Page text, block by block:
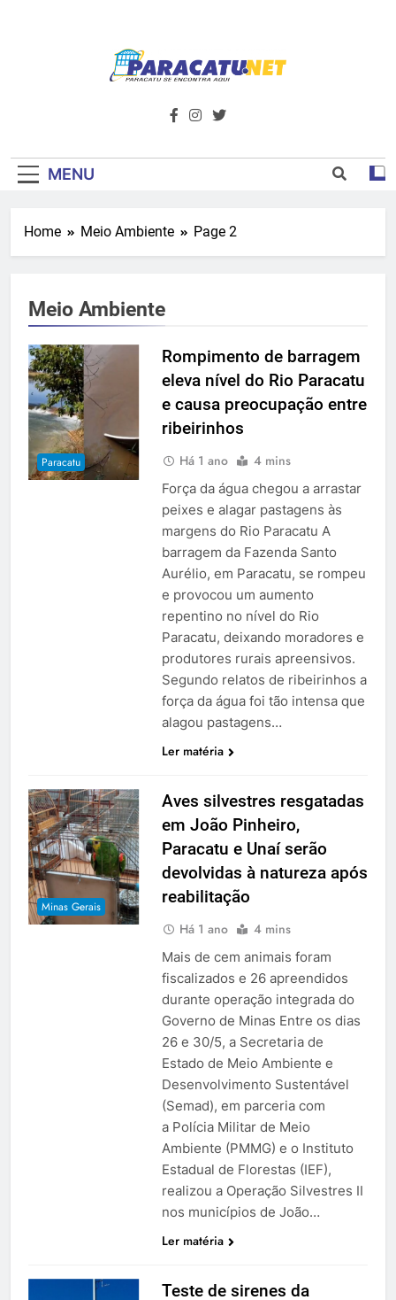
Paracatu.net –
Notícias E
Primeiro Do
além de tudo sobre esportes e
MENU
Home Meio Ambiente Page 2
Meio Ambiente
Paracatu
Rompimento de barragem
eleva nível do Rio Paracatu
e causa preocupação entre
ribeirinhos
Há 1 ano 4 mins
Força da água chegou a arrastar
peixes e alagar pastagens às
margens do Rio Paracatu A
barragem da Fazenda Santo
Aurélio, em Paracatu, se rompeu
e provocou um aumento
repentino no nível do Rio
Paracatu, deixando moradores e
produtores rurais apreensivos.
Segundo relatos de ribeirinhos a
força da água foi tão intensa que
alagou pastagens…
Ler matéria
Minas Gerais
Aves silvestres resgatadas
em João Pinheiro,
Paracatu e Unaí serão
devolvidas à natureza após
reabilitação
Há 1 ano 4 mins
Mais de cem animais foram
fiscalizados e 26 apreendidos
durante operação integrada do
Governo de Minas Entre os dias
26 e 30/5, a Secretaria de
Estado de Meio Ambiente e
Desenvolvimento Sustentável
(Semad), em parceria com
a Polícia Militar de Meio
Ambiente (PMMG) e o Instituto
Estadual de Florestas (IEF),
realizou a Operação Silvestres II
nos municípios de João…
Ler matéria
Teste de sirenes da